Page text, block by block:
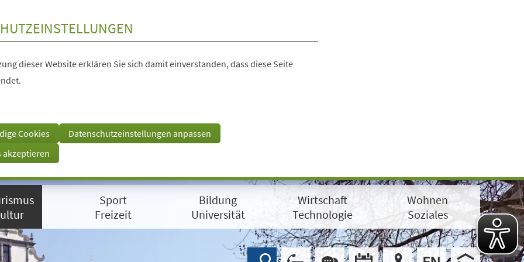
dieser Website erklären Sie sich damit einverstanden, dass diese Seite
Cookies
Datenschutzeinstellungen anpassen
akzeptieren
Sport
Freizeit
Bildung
Universität
Wirtschaft
Technologie
Wohnen
Soziales